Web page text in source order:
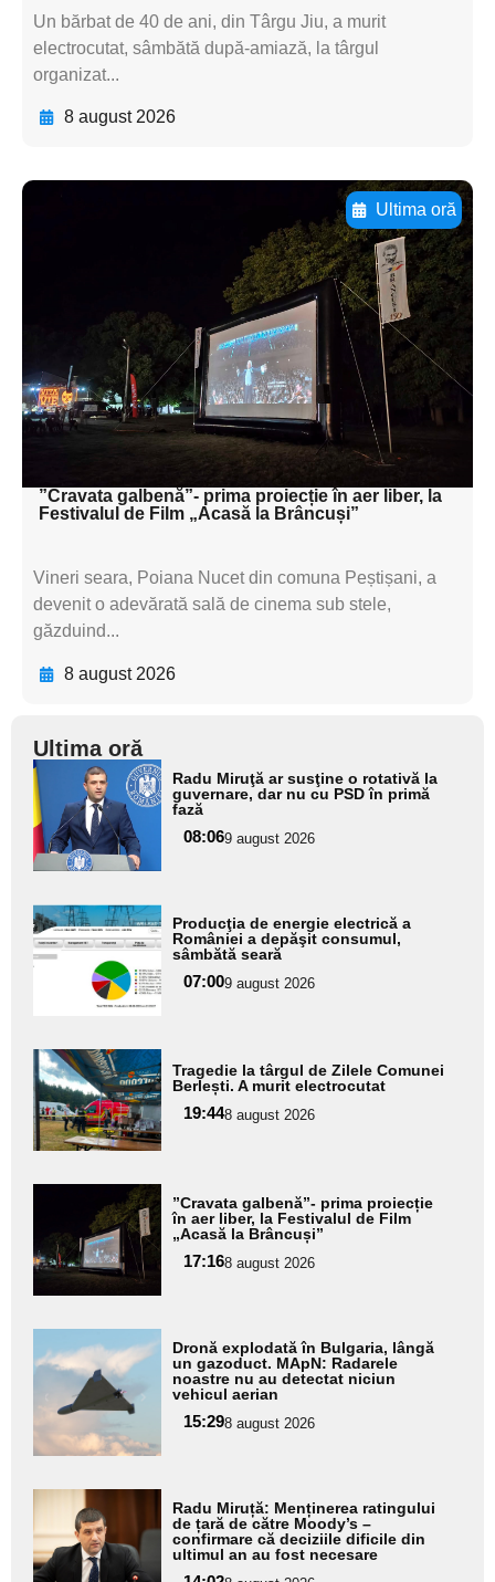
Un bărbat de 40 de ani, din Târgu Jiu, a murit
electrocutat, sâmbătă după-amiază, la târgul
organizat...
8 august 2026
Ultima oră
Adaugă aici textul pentru
subtitluAdaugă aici
textul pentru
subtitluAdaugă aici
textul pentru
subtitluAdaugă aici
textul pentru subti
”Cravata galbenă”- prima proiecție în aer liber, la
Festivalul de Film „Acasă la Brâncuși”
Vineri seara, Poiana Nucet din comuna Peștișani, a
devenit o adevărată sală de cinema sub stele,
găzduind...
8 august 2026
Ultima oră
Adaugă
aici textul
pentru
subtitlu
Radu Miruţă ar susţine o rotativă la
guvernare, dar nu cu PSD în primă
fază
08:069 august 2026
Adaugă
aici textul
pentru
subtitlu
Producţia de energie electrică a
României a depăşit consumul,
sâmbătă seară
07:009 august 2026
Adaugă
aici textul
pentru
subtitlu
Tragedie la târgul de Zilele Comunei
Berlești. A murit electrocutat
19:448 august 2026
Adaugă
aici textul
pentru
subtitlu
”Cravata galbenă”- prima proiecție
în aer liber, la Festivalul de Film
„Acasă la Brâncuși”
17:168 august 2026
Adaugă
aici textul
pentru
subtitlu
Dronă explodată în Bulgaria, lângă
un gazoduct. MApN: Radarele
noastre nu au detectat niciun
vehicul aerian
15:298 august 2026
Adaugă
aici textul
pentru
Radu Miruță: Menținerea ratingului
de țară de către Moody’s –
confirmare că deciziile dificile din
ultimul an au fost necesare